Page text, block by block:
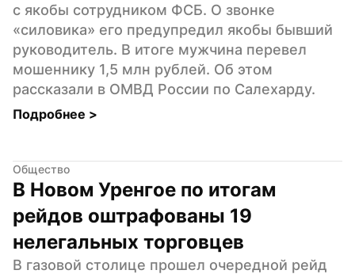
с якобы сотрудником ФСБ. О звонке
«силовика» его предупредил якобы бывший
руководитель. В итоге мужчина перевел
мошеннику 1,5 млн рублей. Об этом
рассказали в ОМВД России по Салехарду.
Подробнее >
Общество
В Новом Уренгое по итогам
рейдов оштрафованы 19
нелегальных торговцев
В газовой столице прошел очередной рейд